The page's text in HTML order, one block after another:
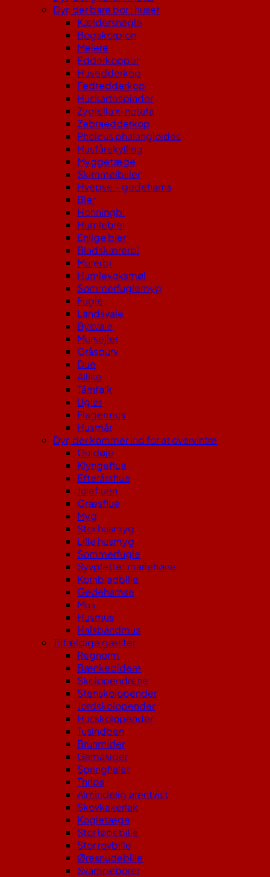
Dyr, der bare bor i huset
Kældersnegle
Bogskorpion
Mejere
Edderkopper
Husedderkop
Fedtedderkop
Huskartespinder
Zygiella x-notata
Zebraedderkop
Pholcus phalangioides
Husfårekylling
Myggetæge
Skimmelbiller
Hvepse – gedehams
Bier
Honningbi
Humlebier
Enlige bier
Bladskærerbi
Murerbi
Humlevoksmøl
Sommerfuglemyg
Fugle
Landsvale
Bysvale
Mursejler
Gråspurv
Due
Allike
Tårnfalk
Ugler
Flagermus
Husmår
Dyr, der kommer ind for at overvintre
Guldøje
Klyngeflue
Efterårsflue
Julefluen
Græsflue
Myg
Stor husmyg
Lille husmyg
Sommerfugle
Syvplettet mariehøne
Kornbladbille
Gedehamse
Mus
Husmus
Halsbåndmus
Tilfældige gæster
Regnorm
Bænkebidere
Skolopendrene
Stenskolopender
Jordskolopender
Husskolopender
Tusindben
Brunmider
Gamasider
Springhaler
Thrips
Almindelig ørentvist
Skovkakerlak
Kogletæge
Stor løbebille
Stor rovbille
Øresnudebille
Svampeborer